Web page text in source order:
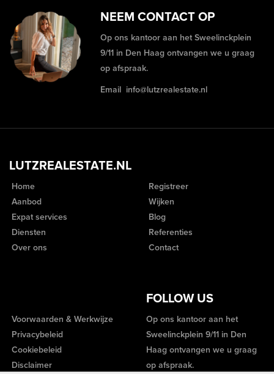
NEEM CONTACT OP
Op ons kantoor aan het Sweelinckplein
9/11 in Den Haag ontvangen we u graag
op afspraak.
Email info@lutzrealestate.nl
LUTZREALESTATE.NL
Home
Aanbod
Expat services
Diensten
Over ons
Registreer
Wijken
Blog
Referenties
Contact
FOLLOW US
Voorwaarden & Werkwijze
Privacybeleid
Cookiebeleid
Disclaimer
Op ons kantoor aan het
Sweelinckplein 9/11 in Den
Haag ontvangen we u graag
op afspraak.